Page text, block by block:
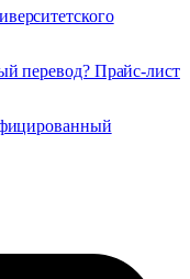
перевод? Прайс-лист